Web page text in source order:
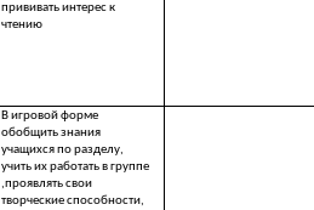
прививать интерес к
чтению
В игровой форме
обобщить знания
учащихся по разделу,
учить их работать в группе
,проявлять свои
творческие способности,